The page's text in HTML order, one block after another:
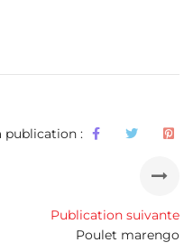
publication :
Publication suivante
Poulet marengo